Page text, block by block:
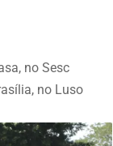
no Sesc
no Luso